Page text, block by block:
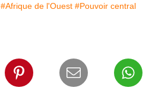
#Afrique de l'Ouest #Pouvoir central